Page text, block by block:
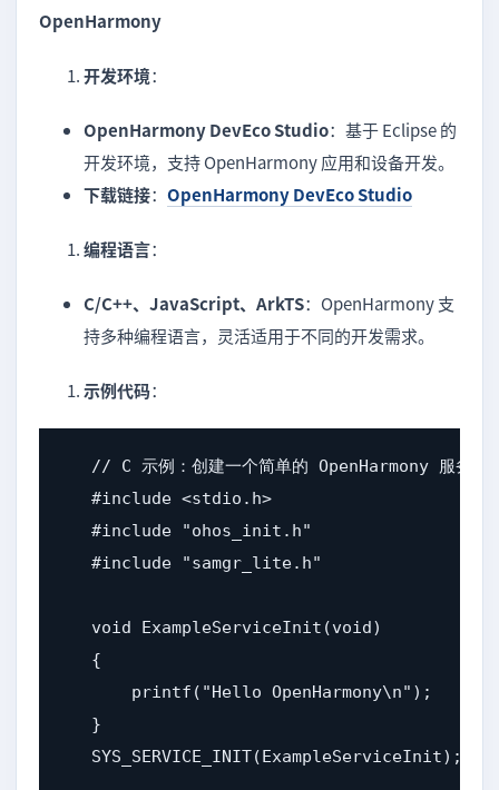
OpenHarmony
开发环境：
OpenHarmony DevEco Studio：基于 Eclipse 的
开发环境，支持 OpenHarmony 应用和设备开发。
下载链接： OpenHarmony DevEco Studio
编程语言：
C/C++、JavaScript、ArkTS：OpenHarmony 支
持多种编程语言，灵活适用于不同的开发需求。
示例代码：
   // C 示例：创建一个简单的 OpenHarmony 服务
   #include <stdio.h>
   #include "ohos_init.h"
   #include "samgr_lite.h"
   void ExampleServiceInit(void)
   {
       printf("Hello OpenHarmony\n");
   }
   SYS_SERVICE_INIT(ExampleServiceInit);